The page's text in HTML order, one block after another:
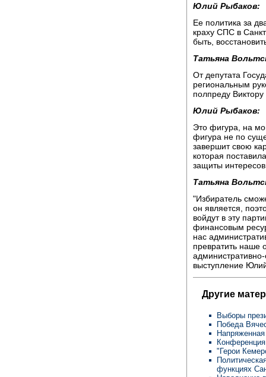
Юлий Рыбаков:
Ее политика за
краху СПС в
быть,
Татьяна
От депутата
региональным
полпреду
Юлий Рыбаков:
Это фигура, на
фигура не по
завершит свою
которая
защиты
Татьяна
"Избиратель
он является,
войдут в эту
финансовым
нас
превратить наше
выступление
Другие
Выборы
Победа
"Герои
функциях